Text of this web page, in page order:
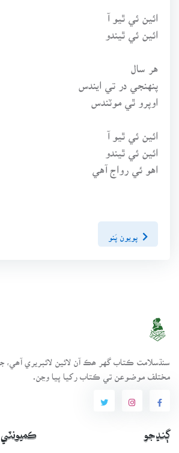
ائين ئي ٿيو آ
ائين ئي ٿيندو
هر سال
پنهنجي در تي ايندس
اوپرو ٿي موٽندس
ائين ئي ٿيو آ
ائين ئي ٿيندو
اهو ئي رواج آهي
پويون پَنو
مختلف موضوعن تي ڪتاب رکيا پيا وڃن.
ڳنڍجو ڪميونٽي